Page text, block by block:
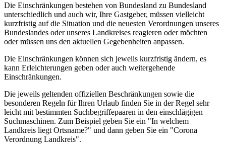
Die Einschränkungen bestehen von Bundesland zu Bundesland
unterschiedlich und auch wir, Ihre Gastgeber, müssen vielleicht
kurzfristig auf die Situation und die neuesten Verordnungen unseres
Bundeslandes oder unseres Landkreises reagieren oder möchten
oder müssen uns den aktuellen Gegebenheiten anpassen.
Die Einschränkungen können sich jeweils kurzfristig ändern, es
kann Erleichterungen geben oder auch weitergehende
Einschränkungen.
Die jeweils geltenden offiziellen Beschränkungen sowie die
besonderen Regeln für Ihren Urlaub finden Sie in der Regel sehr
leicht mit bestimmten Suchbegriffepaaren in den einschlägigen
Suchmaschinen. Zum Beispiel geben Sie ein "In welchem
Landkreis liegt Ortsname?" und dann geben Sie ein "Corona
Verordnung Landkreis".